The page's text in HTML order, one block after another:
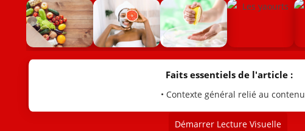
Faits essentiels de l'article :
• Contexte général relié au contenu
Démarrer Lecture Visuelle